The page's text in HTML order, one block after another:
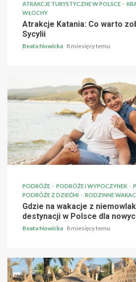
ATRAKCJE TURYSTYCZNE W POLSCE
WŁOCHY
Atrakcje Katania: Co warto
Sycylii
Beata Nowicka 8 miesięcy temu
PODRÓŻE PODRÓŻE I WYPOCZYNEK
PODRÓŻE Z DZIEĆMI
RODZINNE
Gdzie na wakacje z
destynacji w Polsce dla
Beata Nowicka 8 miesięcy temu